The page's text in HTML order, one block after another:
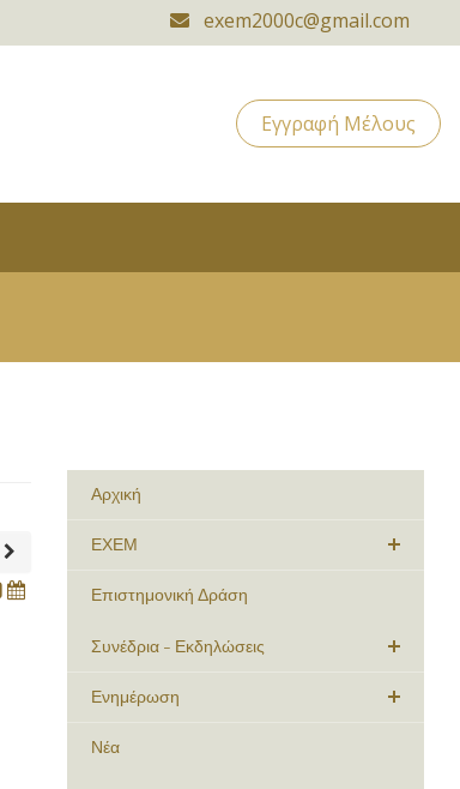
exem2000c@gmail.com
Εγγραφή Μέλους
Αρχική
ΕΧΕΜ
Επιστημονική Δράση
Συνέδρια - Εκδηλώσεις
Ενημέρωση
Νέα